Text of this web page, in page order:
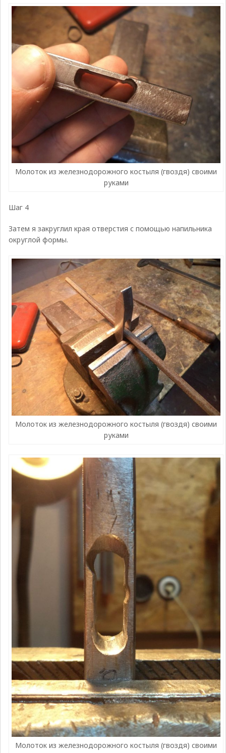
Молоток из железнодорожного костыля (гвоздя) своими
руками
Шаг 4
Затем я закруглил края отверстия с помощью напильника
округлой формы.
Молоток из железнодорожного костыля (гвоздя) своими
руками
Молоток из железнодорожного костыля (гвоздя) своими